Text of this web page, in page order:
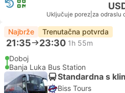
Uključuje porez za odraslu
Najbrže Trenutačna potvrda
21:35 23:30 1h 55m
Doboj
Banja Luka Bus Station
Standardna s
Biss Tours